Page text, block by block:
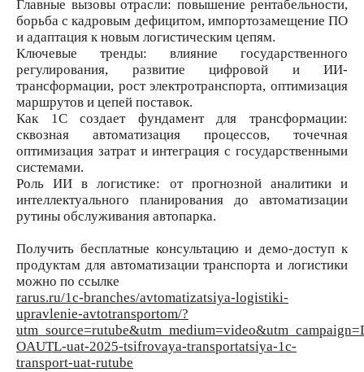
Главные вызовы отрасли: повышение рентабельности,
борьба с кадровым дефицитом, импортозамещение ПО
и адаптация к новым логистическим цепям.
Ключевые тренды: влияние государственного
регулирования, развитие цифровой и ИИ-
трансформации, рост электротранспорта, оптимизация
маршрутов и цепей поставок.
Как 1С создает фундамент для трансформации:
сквозная автоматизация процессов, точечная
оптимизация затрат и интеграция с государственными
системами.
Роль ИИ в логистике: от прогнозной аналитики и
интеллектуального планирования до автоматизации
рутины обслуживания автопарка.
Получить бесплатные консультацию и демо-доступ к
продуктам для автоматизации транспорта и логистики
можно по ссылке
rarus.ru/1c-branches/avtomatizatsiya-logistiki-
upravlenie-avtotransportom/?
OAUTL-uat-2025-tsifrovaya-transportatsiya-1c-
transport-uat-rutube